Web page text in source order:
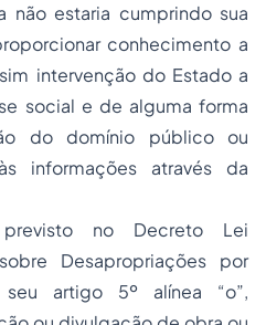
não estaria cumprindo sua
conhecimento a
intervenção do Estado a
social e de alguma forma
do domínio público ou
informações através da
no Decreto Lei
Desapropriações por
artigo 5º alínea “o”,